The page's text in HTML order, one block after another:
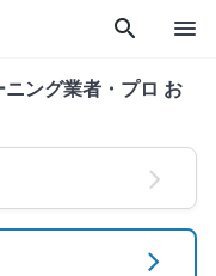
search menu
ング業者・プロ お